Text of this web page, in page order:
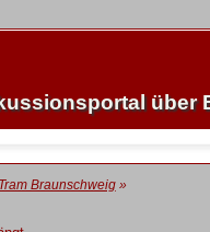
über
Tram Braunschweig»